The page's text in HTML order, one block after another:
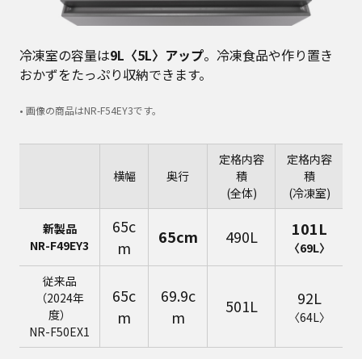
冷凍室の容量は9L〈5L〉アップ。冷凍食品や作り置き
おかずをたっぷり収納できます。
• 画像の商品はNR-F54EY3です。
横幅 奥行
定格内容
積
(全体)
定格内容
積
(冷凍室)
新製品
NR-F49EY3
65c
m
65cm 490L 101L
〈69L〉
従来品
（2024年
度）
NR-F50EX1
65c
m
69.9c
m
501L 92L
〈64L〉